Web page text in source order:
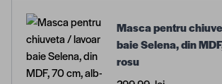
Masca pentru
baie Selena, din
rosu